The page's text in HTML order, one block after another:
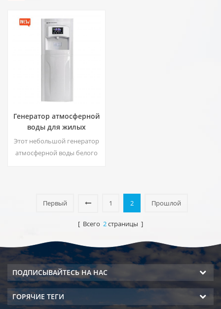
Генератор атмосферной
воды для жилых
помещений HE-88C
Этот небольшой генератор
атмосферной воды белого
Выход холодной чистой
Вместимость: 16 л
Первый 1 2 Прошлой
[ Всего 2страницы ]
ПОДПИСЫВАЙТЕСЬ НА НАС
ГОРЯЧИЕ ТЕГИ